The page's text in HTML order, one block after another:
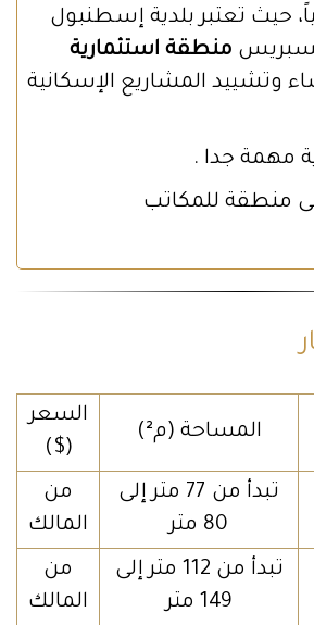
حيث تعتبر بلدية إسطنبول
منطقة استثمارية
وتشييد المشاريع الإسكانية
مهمة جدا .
منطقة للمكاتب
المساحة (م²)
السعر
($)
تبدأ من 77 متر إلى
80 متر
من
المالك
تبدأ من 112 متر إلى
149 متر
من
المالك